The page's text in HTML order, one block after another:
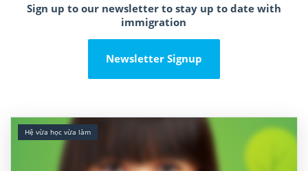
Sign up to our newsletter to stay up to date with
immigration
Newsletter Signup
Hệ vừa học vừa làm